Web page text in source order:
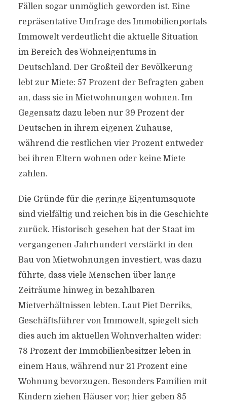
Fällen sogar unmöglich geworden ist. Eine
repräsentative Umfrage des Immobilienportals
Immowelt verdeutlicht die aktuelle Situation
im Bereich des Wohneigentums in
Deutschland. Der Großteil der Bevölkerung
lebt zur Miete: 57 Prozent der Befragten gaben
an, dass sie in Mietwohnungen wohnen. Im
Gegensatz dazu leben nur 39 Prozent der
Deutschen in ihrem eigenen Zuhause,
während die restlichen vier Prozent entweder
bei ihren Eltern wohnen oder keine Miete
zahlen.
Die Gründe für die geringe Eigentumsquote
sind vielfältig und reichen bis in die Geschichte
zurück. Historisch gesehen hat der Staat im
vergangenen Jahrhundert verstärkt in den
Bau von Mietwohnungen investiert, was dazu
führte, dass viele Menschen über lange
Zeiträume hinweg in bezahlbaren
Mietverhältnissen lebten. Laut Piet Derriks,
Geschäftsführer von Immowelt, spiegelt sich
dies auch im aktuellen Wohnverhalten wider:
78 Prozent der Immobilienbesitzer leben in
einem Haus, während nur 21 Prozent eine
Wohnung bevorzugen. Besonders Familien mit
Kindern ziehen Häuser vor; hier geben 85